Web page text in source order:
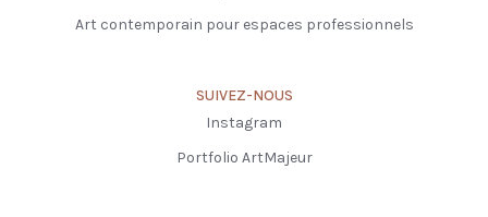
Art contemporain pour espaces professionnels
SUIVEZ-NOUS
Instagram
Portfolio ArtMajeur